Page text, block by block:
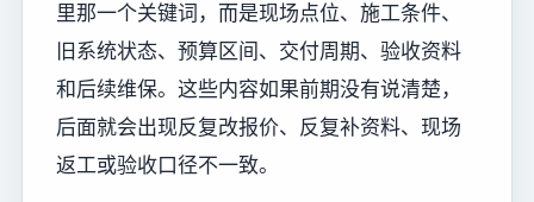
里那一个关键词，而是现场点位、施工条件、
旧系统状态、预算区间、交付周期、验收资料
和后续维保。这些内容如果前期没有说清楚，
后面就会出现反复改报价、反复补资料、现场
返工或验收口径不一致。